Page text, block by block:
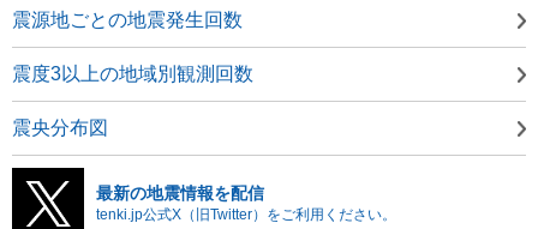
震源地ごとの地震発生回数
震度3以上の地域別観測回数
震央分布図
最新の地震情報を配信
tenki.jp公式X（旧Twitter）をご利用ください。